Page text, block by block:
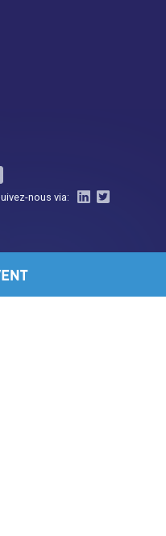
nous via: